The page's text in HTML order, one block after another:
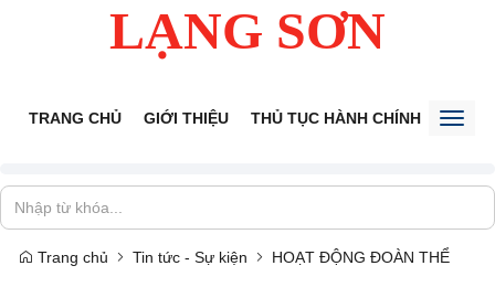
LẠNG SƠN
TRANG CHỦ GIỚI THIỆU THỦ TỤC HÀNH CHÍNH TIẾP
Trang chủ Tin tức - Sự kiện HOẠT ĐỘNG ĐOÀN THỂ